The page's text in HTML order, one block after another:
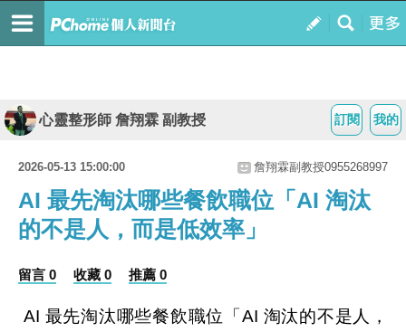
我的
訂閱
心靈整形師 詹翔霖 副教授
2026-05-13 15:00:00 詹翔霖副教授0955268997
AI 最先淘汰哪些餐飲職位「AI 淘汰
的不是人，而是低效率」
留言 0 收藏 0 推薦 0
AI 最先淘汰哪些餐飲職位「AI 淘汰的不是人，